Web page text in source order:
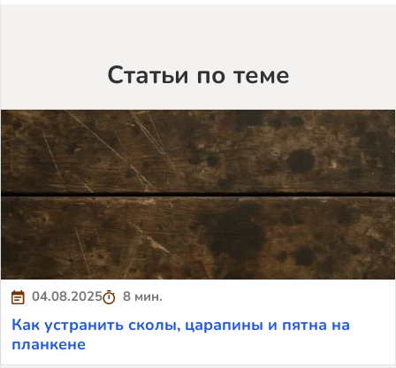
Статьи по теме
04.08.2025 8 мин.
Как устранить сколы, царапины и пятна на
планкене